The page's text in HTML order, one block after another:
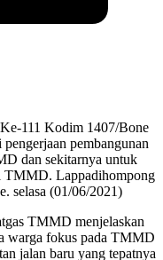
111 Kodim 1407/Bone
pembangunan
dan sekitarnya untuk
TMMD. Lappadihompong
selasa (01/06/2021)
TMMD menjelaskan
warga fokus pada TMMD
jalan baru yang tepatnya